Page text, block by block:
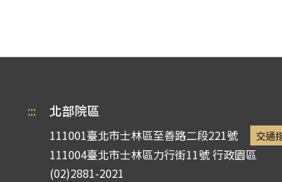
::: 北部院區
111001臺北市士林區至善路二段221號 交通
111004臺北市士林區力行街11號行政園區
(02)2881-2021